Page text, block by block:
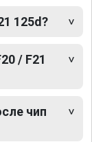
125d?
/ F21
чип